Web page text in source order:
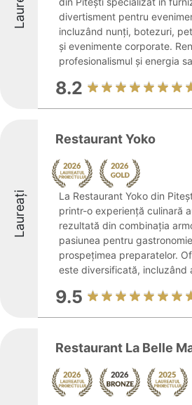
divertisment pentru
incluzând nunți, botezuri,
și evenimente corporate.
profesionalismul și energia
8.2
Laureați
Restaurant Yoko
La Restaurant Yoko din
printr-o experiență culinară
rezultată din combinația
pasiunea pentru
prospețimea preparatelor.
este diversificată, incluzând
9.5
Restaurant La Belle